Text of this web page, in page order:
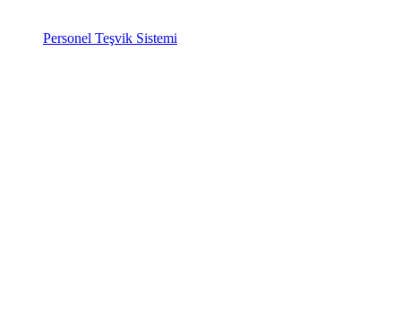
Personel Teşvik Sistemi